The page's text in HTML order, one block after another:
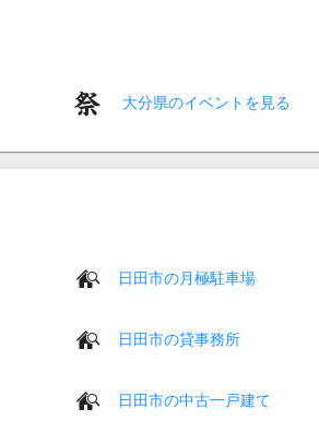
大分県のイベントを見る
日田市の月極駐車場
日田市の貸事務所
日田市の中古一戸建て